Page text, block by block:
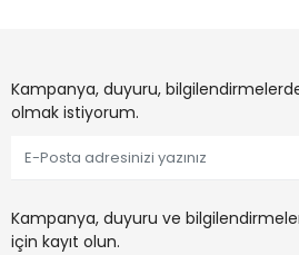
Kampanya, duyuru,
olmak istiyorum.
Kampanya, duyuru ve
için kayıt olun.